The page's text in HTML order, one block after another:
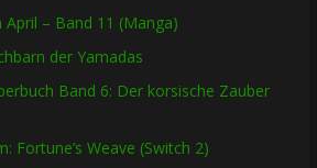
April – Band 11 (Manga)
der Yamadas
Band 6: Der korsische Zauber
Fortune’s Weave (Switch 2)